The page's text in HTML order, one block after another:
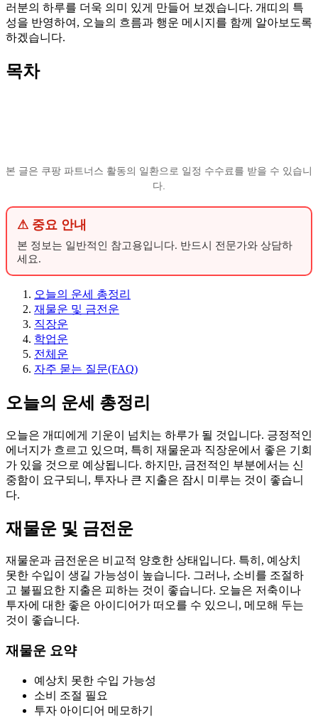
러분의 하루를 더욱 의미 있게 만들어 보겠습니다. 개띠의 특
성을 반영하여, 오늘의 흐름과 행운 메시지를 함께 알아보도록
하겠습니다.
목차
본 글은 쿠팡 파트너스 활동의 일환으로 일정 수수료를 받을 수 있습니
다.
⚠ 중요 안내
본 정보는 일반적인 참고용입니다. 반드시 전문가와 상담하
세요.
오늘의 운세 총정리
재물운 및 금전운
직장운
학업운
전체운
자주 묻는 질문(FAQ)
오늘의 운세 총정리
오늘은 개띠에게 기운이 넘치는 하루가 될 것입니다. 긍정적인
에너지가 흐르고 있으며, 특히 재물운과 직장운에서 좋은 기회
가 있을 것으로 예상됩니다. 하지만, 금전적인 부분에서는 신
중함이 요구되니, 투자나 큰 지출은 잠시 미루는 것이 좋습니
다.
재물운 및 금전운
재물운과 금전운은 비교적 양호한 상태입니다. 특히, 예상치
못한 수입이 생길 가능성이 높습니다. 그러나, 소비를 조절하
고 불필요한 지출은 피하는 것이 좋습니다. 오늘은 저축이나
투자에 대한 좋은 아이디어가 떠오를 수 있으니, 메모해 두는
것이 좋습니다.
재물운 요약
예상치 못한 수입 가능성
소비 조절 필요
투자 아이디어 메모하기